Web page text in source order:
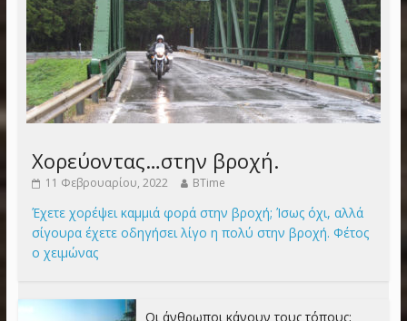
Χορεύοντας…στην βροχή.
11 Φεβρουαρίου, 2022 BTime
Έχετε χορέψει καμμιά φορά στην βροχή; Ίσως όχι, αλλά
σίγουρα έχετε οδηγήσει λίγο η πολύ στην βροχή. Φέτος
ο χειμώνας
Οι άνθρωποι κάνουν τους τόπους;